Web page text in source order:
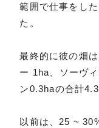
範囲で仕事をし
た。
最終的に彼の畑
ー 1ha、ソーヴ
ン0.3haの合計
以前は、25 ~